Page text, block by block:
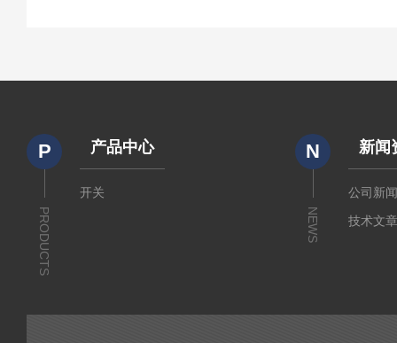
P
PRODUCTS
产品中心
开关
N
NEWS
新闻
公司新
技术文